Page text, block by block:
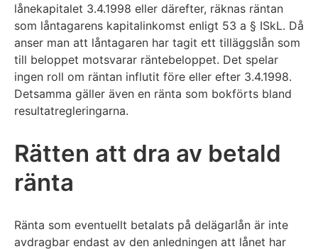
lånekapitalet 3.4.1998 eller därefter, räknas räntan
som låntagarens kapitalinkomst enligt 53 a § ISkL. Då
anser man att låntagaren har tagit ett tilläggslån som
till beloppet motsvarar räntebeloppet. Det spelar
ingen roll om räntan influtit före eller efter 3.4.1998.
Detsamma gäller även en ränta som bokförts bland
resultatregleringarna.
Rätten att dra av betald
ränta
Ränta som eventuellt betalats på delägarlån är inte
avdragbar endast av den anledningen att lånet har